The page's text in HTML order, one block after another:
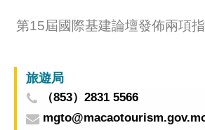
第15屆國際基建論壇發佈兩項
旅遊局
（853）2831 5566